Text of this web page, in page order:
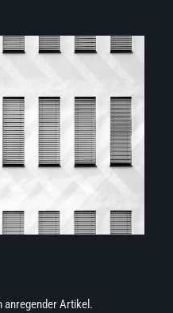
anregender Artikel.